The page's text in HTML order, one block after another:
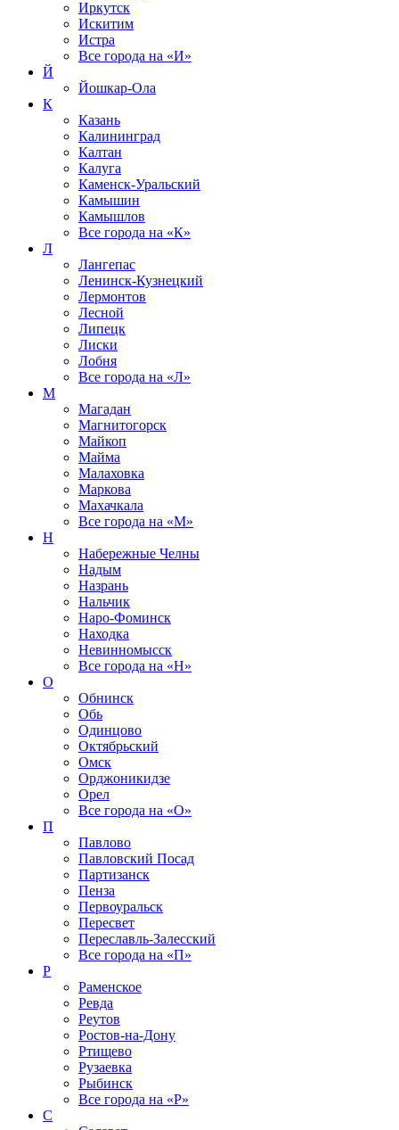
Иркутск
Искитим
Истра
Все города на «И»
Й
Йошкар-Ола
К
Казань
Калининград
Калтан
Калуга
Каменск-Уральский
Камышин
Камышлов
Все города на «К»
Л
Лангепас
Ленинск-Кузнецкий
Лермонтов
Лесной
Липецк
Лиски
Лобня
Все города на «Л»
М
Магадан
Магнитогорск
Майкоп
Майма
Малаховка
Маркова
Махачкала
Все города на «М»
Н
Набережные Челны
Надым
Назрань
Нальчик
Наро-Фоминск
Находка
Невинномысск
Все города на «Н»
О
Обнинск
Обь
Одинцово
Октябрьский
Омск
Орджоникидзе
Орел
Все города на «О»
П
Павлово
Павловский Посад
Партизанск
Пенза
Первоуральск
Пересвет
Переславль-Залесский
Все города на «П»
Р
Раменское
Ревда
Реутов
Ростов-на-Дону
Ртищево
Рузаевка
Рыбинск
Все города на «Р»
С